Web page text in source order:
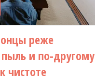
реже
и по-другому
чистоте